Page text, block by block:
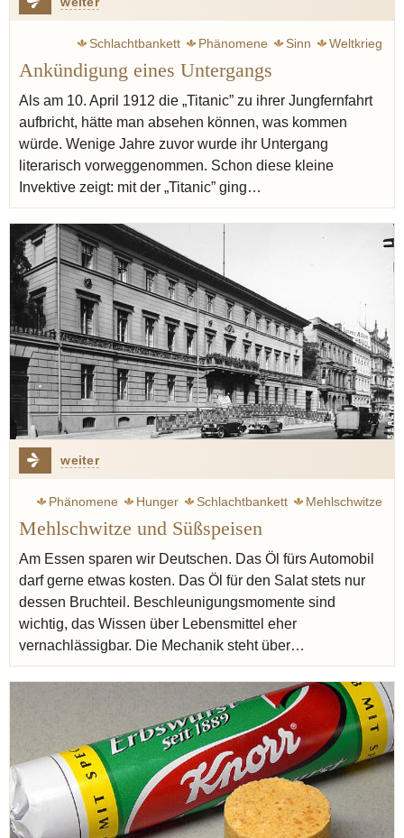
Schlachtbankett Phänomene Sinn
Weltkrieg
Zweig Stefan
Krieg Escoffier Auguste
Austern
Käse Spargel Lachs Graupen
Gerste
Birne
Sherry Madeira
Ankündigung eines Untergangs
Als am 10. April 1912 die „Titanic” zu ihrer Jungfernfahrt
aufbricht, hätte man absehen können, was kommen
würde. Wenige Jahre zuvor wurde ihr Untergang
literarisch vorweggenommen. Schon diese kleine
Invektive zeigt: mit der „Titanic” ging…
weiter
Phänomene Hunger Schlachtbankett
Mehlschwitze
Eintopf
Siebeck Wolfram
Gemüse
Kräuter Graupen Weltkrieg
Drittes Reich
Lagerung
Mehlschwitze und Süßspeisen
Am Essen sparen wir Deutschen. Das Öl fürs Automobil
darf gerne etwas kosten. Das Öl für den Salat stets nur
dessen Bruchteil. Beschleunigungsmomente sind
wichtig, das Wissen über Lebensmittel eher
vernachlässigbar. Die Mechanik steht über…